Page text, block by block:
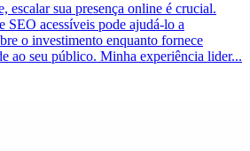
escalar sua presença online é crucial.
SEO acessíveis pode ajudá-lo a
o investimento enquanto fornece
ao seu público. Minha experiência lider...